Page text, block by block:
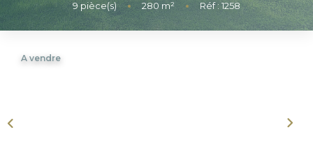
9 pièce(s) • 280 m² • Réf : 1258
A vendre